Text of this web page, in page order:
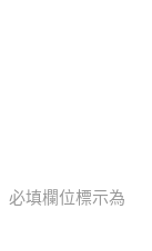
必填欄位標示為